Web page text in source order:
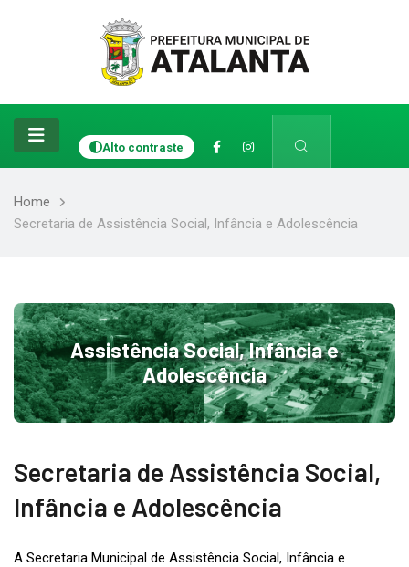
Alto contraste
Home
Secretaria de Assistência Social, Infância e Adolescência
Assistência Social, Infância e
Adolescência
Secretaria de Assistência Social,
Infância e Adolescência
A Secretaria Municipal de Assistência Social, Infância e